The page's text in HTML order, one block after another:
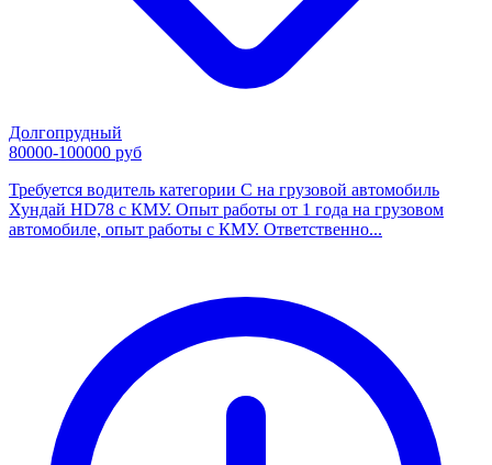
Долгопрудный
80000-100000 руб
Требуется водитель категории С на грузовой автомобиль
Хундай HD78 с КМУ. Опыт работы от 1 года на грузовом
автомобиле, опыт работы с КМУ. Ответственно...